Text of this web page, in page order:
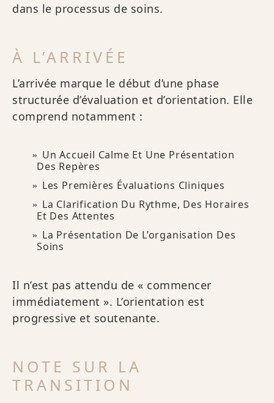
dans le processus de soins.
À L’ARRIVÉE
L’arrivée marque le début d’une phase
structurée d’évaluation et d’orientation. Elle
comprend notamment :
Un Accueil Calme Et Une Présentation
Des Repères
Les Premières Évaluations Cliniques
La Clarification Du Rythme, Des Horaires
Et Des Attentes
La Présentation De L’organisation Des
Soins
Il n’est pas attendu de « commencer
immédiatement ». L’orientation est
progressive et soutenante.
NOTE SUR LA
TRANSITION